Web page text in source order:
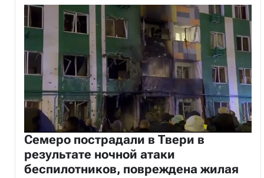
Семеро пострадали в Твери в
результате ночной атаки
беспилотников, повреждена жилая